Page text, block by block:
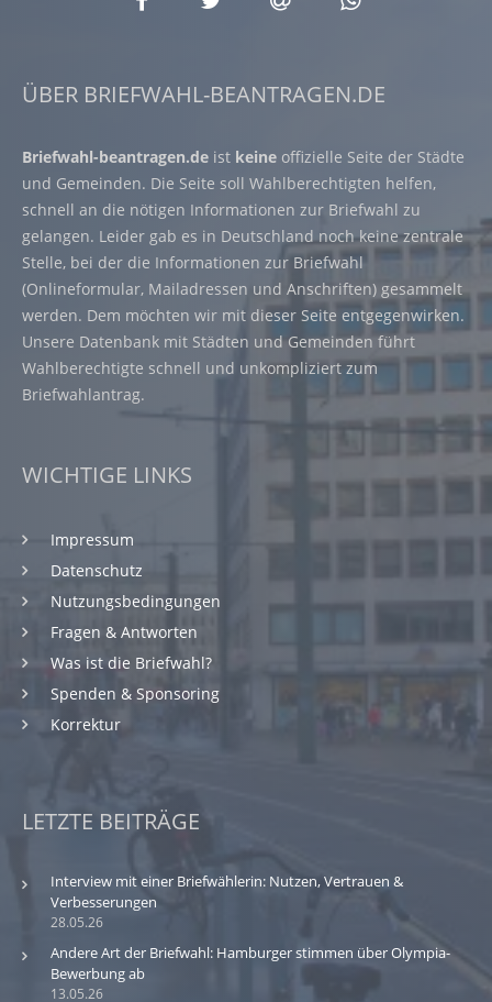
ÜBER BRIEFWAHL-BEANTRAGEN.DE
Briefwahl-beantragen.de ist keine offizielle Seite der Städte
und Gemeinden. Die Seite soll Wahlberechtigten helfen,
schnell an die nötigen Informationen zur Briefwahl zu
gelangen. Leider gab es in Deutschland noch keine zentrale
Stelle, bei der die Informationen zur Briefwahl
(Onlineformular, Mailadressen und Anschriften) gesammelt
werden. Dem möchten wir mit dieser Seite entgegenwirken.
Unsere Datenbank mit Städten und Gemeinden führt
Wahlberechtigte schnell und unkompliziert zum
Briefwahlantrag.
WICHTIGE LINKS
Impressum
Datenschutz
Nutzungsbedingungen
Fragen & Antworten
Was ist die Briefwahl?
Spenden & Sponsoring
Korrektur
LETZTE BEITRÄGE
28.05.26
Interview mit einer Briefwählerin: Nutzen, Vertrauen &
Verbesserungen
13.05.26
Andere Art der Briefwahl: Hamburger stimmen über Olympia-
Bewerbung ab